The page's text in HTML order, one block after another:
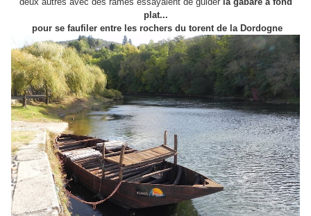
plat...
pour se faufiler entre les rochers du torent de la Dordogne